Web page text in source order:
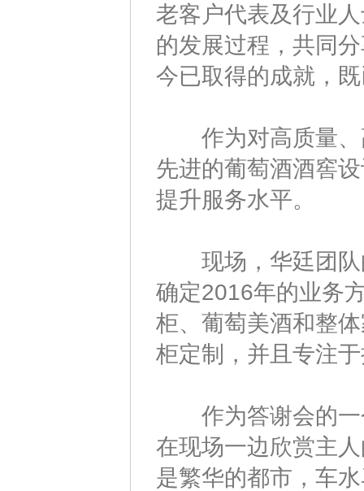
老客户代表及行业
的发展过程，共同
今已取得的成就，
作为对高质量、
先进的葡萄酒酒窖
提升服务水平。
现场，华廷团队
确定2016年的业务
柜、葡萄美酒和整
柜定制，并且专注
作为答谢会的一
在现场一边欣赏主
是繁华的都市，车